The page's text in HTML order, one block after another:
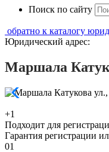
Поиск по сайту
обратно к каталогу
Юридический адрес:
Маршала
+1
Подходит для
Гарантия регистрации
01